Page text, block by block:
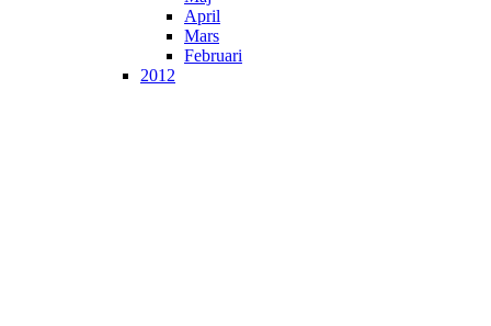
April
Mars
Februari
2012